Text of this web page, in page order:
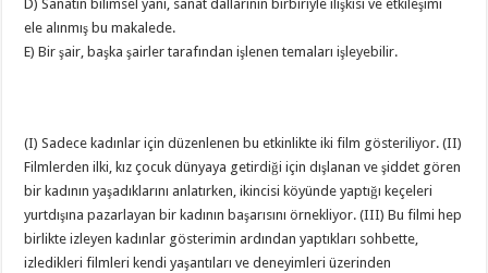
D) Sanatın bilimsel yanı, sanat dallarının birbiriyle ilişkisi ve etkileşimi
ele alınmış bu makalede.
E) Bir şair, başka şairler tarafından işlenen temaları işleyebilir.
(I) Sadece kadınlar için düzenlenen bu etkinlikte iki film gösteriliyor. (II)
Filmlerden ilki, kız çocuk dünyaya getirdiği için dışlanan ve şiddet gören
bir kadının yaşadıklarını anlatırken, ikincisi köyünde yaptığı keçeleri
yurtdışına pazarlayan bir kadının başarısını örnekliyor. (III) Bu filmi hep
birlikte izleyen kadınlar gösterimin ardından yaptıkları sohbette,
izledikleri filmleri kendi yaşantıları ve deneyimleri üzerinden